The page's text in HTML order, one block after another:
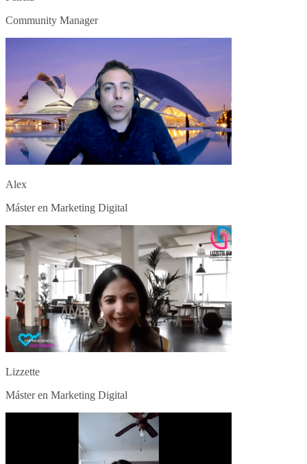
Community Manager
Alex
Máster en Marketing Digital
Lizzette
Máster en Marketing Digital